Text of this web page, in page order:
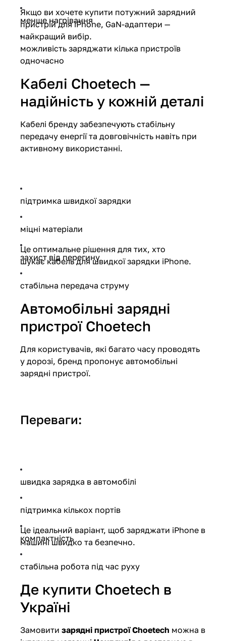
менше нагрівання
можливість заряджати кілька пристроїв
одночасно
Якщо ви хочете купити потужний зарядний
пристрій для iPhone, GaN-адаптери —
найкращий вибір.
Кабелі Choetech —
надійність у кожній деталі
Кабелі бренду забезпечують стабільну
передачу енергії та довговічність навіть при
активному використанні.
підтримка швидкої зарядки
міцні матеріали
захист від перегину
стабільна передача струму
Це оптимальне рішення для тих, хто
шукає кабель для швидкої зарядки iPhone.
Автомобільні зарядні
пристрої Choetech
Для користувачів, які багато часу проводять
у дорозі, бренд пропонує автомобільні
зарядні пристрої.
Переваги:
швидка зарядка в автомобілі
підтримка кількох портів
компактність
стабільна робота під час руху
Це ідеальний варіант, щоб заряджати iPhone в
машині швидко та безпечно.
Де купити Choetech в
Україні
Замовити зарядні пристрої Choetech можна в